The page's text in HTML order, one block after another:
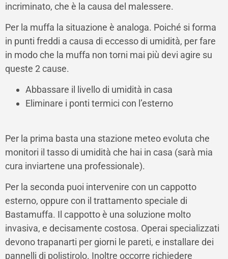
incriminato, che è la causa del malessere.
Per la muffa la situazione è analoga. Poiché si forma
in punti freddi a causa di eccesso di umidità, per fare
in modo che la muffa non torni mai più devi agire su
queste 2 cause.
Abbassare il livello di umidità in casa
Eliminare i ponti termici con l’esterno
Per la prima basta una stazione meteo evoluta che
monitori il tasso di umidità che hai in casa (sarà mia
cura inviartene una professionale).
Per la seconda puoi intervenire con un cappotto
esterno, oppure con il trattamento speciale di
Bastamuffa. Il cappotto è una soluzione molto
invasiva, e decisamente costosa. Operai specializzati
devono trapanarti per giorni le pareti, e installare dei
pannelli di polistirolo. Inoltre occorre richiedere